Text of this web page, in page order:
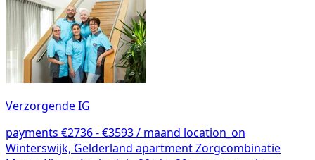
Verzorgende IG
payments €2736 - €3593 / maand location_on
Winterswijk, Gelderland apartmentZorgcombinatie